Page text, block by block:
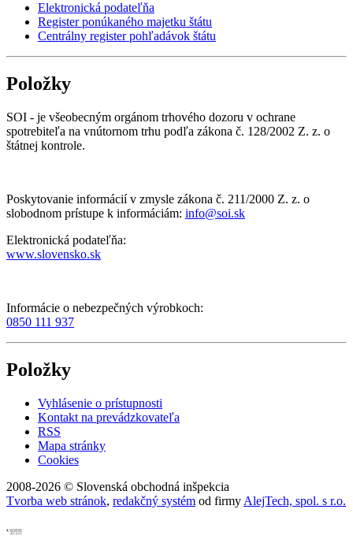
Elektronická podateľňa
Register ponúkaného majetku štátu
Centrálny register pohľadávok štátu
Položky
SOI - je všeobecným orgánom trhového dozoru v ochrane
spotrebiteľa na vnútornom trhu podľa zákona č. 128/2002 Z. z. o
štátnej kontrole.
Poskytovanie informácií v zmysle zákona č. 211/2000 Z. z. o
slobodnom prístupe k informáciám: info@soi.sk
Elektronická podateľňa:
www.slovensko.sk
Informácie o nebezpečných výrobkoch:
0850 111 937
Položky
Vyhlásenie o prístupnosti
Kontakt na prevádzkovateľa
RSS
Mapa stránky
Cookies
2008-2026 © Slovenská obchodná inšpekcia
Tvorba web stránok, redakčný systém od firmy AlejTech, spol. s r.o.